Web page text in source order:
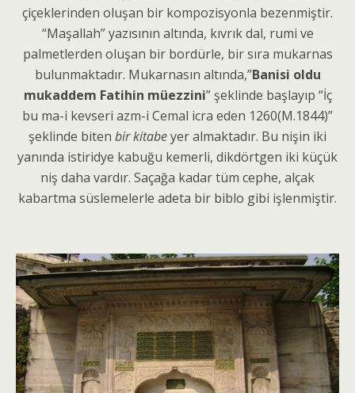
çiçeklerinden oluşan bir kompozisyonla bezenmiştir.
“Maşallah” yazısının altında, kıvrık dal, rumi ve
palmetlerden oluşan bir bordürle, bir sıra mukarnas
bulunmaktadır. Mukarnasın altında,”Banisi oldu
mukaddem Fatihin müezzini” şeklinde başlayıp “İç
bu ma-i kevseri azm-i Cemal icra eden 1260(M.1844)”
şeklinde biten bir kitabeyer almaktadır. Bu nişin iki
yanında istiridye kabuğu kemerli, dikdörtgen iki küçük
niş daha vardır. Saçağa kadar tüm cephe, alçak
kabartma süslemelerle adeta bir biblo gibi işlenmiştir.